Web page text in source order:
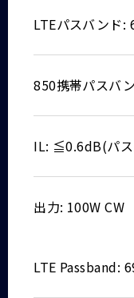
LTEパスバンド
850携帯パスバ
IL: ≦0.6dB(パ
出力: 100W CW
LTE Passband: